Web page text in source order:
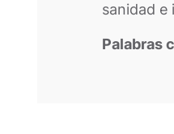
sanidad e
Palabras